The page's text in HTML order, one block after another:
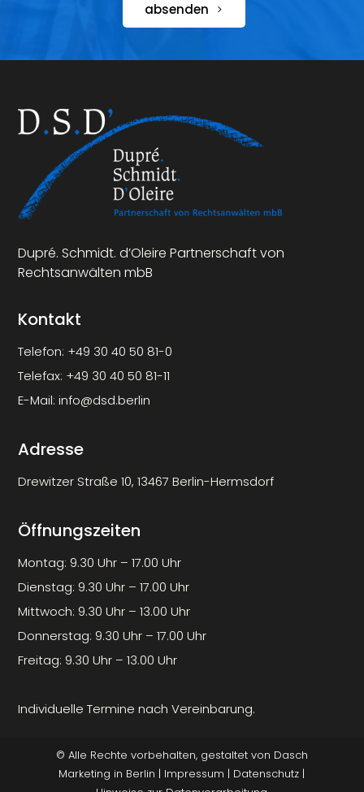
absenden
Dupré. Schmidt. d’Oleire Partnerschaft von
Rechtsanwälten mbB
Kontakt
Telefon: +49 30 40 50 81-0
Telefax: +49 30 40 50 81-11
E-Mail:info@dsd.berlin
Adresse
Drewitzer Straße 10, 13467 Berlin-Hermsdorf
Öffnungszeiten
Montag: 9.30 Uhr – 17.00 Uhr
Dienstag: 9.30 Uhr – 17.00 Uhr
Mittwoch: 9.30 Uhr – 13.00 Uhr
Donnerstag: 9.30 Uhr – 17.00 Uhr
Freitag: 9.30 Uhr – 13.00 Uhr
Individuelle Termine nach Vereinbarung.
© Alle Rechte vorbehalten, gestaltet von Dasch
Marketing in Berlin | Impressum | Datenschutz |